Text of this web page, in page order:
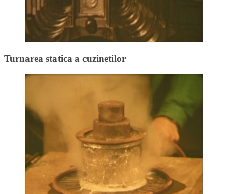
Turnarea statica a cuzinetilor